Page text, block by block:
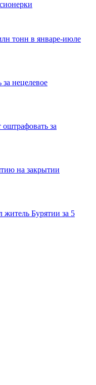
тонн в январе-июле
нецелевое
за
на закрытии
житель Бурятии за 5